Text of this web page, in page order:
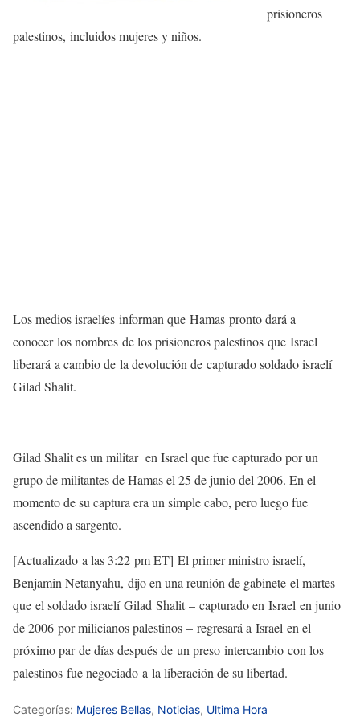
prisioneros
palestinos, incluidos mujeres y niños.
Los medios israelíes informan que Hamas pronto dará a
conocer los nombres de los prisioneros palestinos que Israel
liberará a cambio de la devolución de capturado soldado israelí
Gilad Shalit.
Gilad Shalit es un militar en Israel que fue capturado por un
grupo de militantes de Hamas el 25 de junio del 2006. En el
momento de su captura era un simple cabo, pero luego fue
ascendido a sargento.
[Actualizado a las 3:22 pm ET] El primer ministro israelí,
Benjamin Netanyahu, dijo en una reunión de gabinete el martes
que el soldado israelí Gilad Shalit – capturado en Israel en junio
de 2006 por milicianos palestinos – regresará a Israel en el
próximo par de días después de un preso intercambio con los
palestinos fue negociado a la liberación de su libertad.
Categorías: Mujeres Bellas, Noticias, Ultima Hora